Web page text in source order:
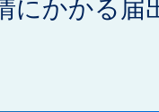
にかかる届